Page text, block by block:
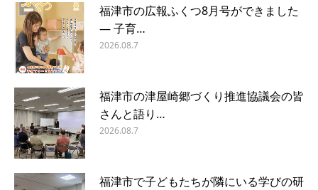
福津市の広報ふくつ8月号ができました
― 子育…
2026.08.7
福津市の津屋崎郷づくり推進協議会の皆
さんと語り…
2026.08.7
福津市で子どもたちが隣にいる学びの研